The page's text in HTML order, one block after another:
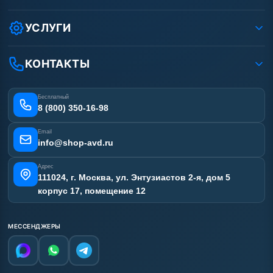
Защита данных клиента
Условия соглашения
Вакансии
Статьи
Как заказать?
Оплата
Доставка
Лизинг
Получить скидку
УСЛУГИ
Услуги
Аренда АВД
Ремонт АВД
Сертификаты
Наши работы
Карта сайта
КОНТАКТЫ
Бесплатный
8 (800) 350-16-98
Email
info@shop-avd.ru
Адрес
111024, г. Москва, ул. Энтузиастов 2-я, дом 5
корпус 17, помещение 12
МЕССЕНДЖЕРЫ